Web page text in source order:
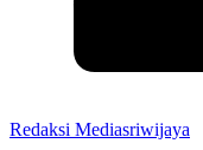
Redaksi Mediasriwijaya